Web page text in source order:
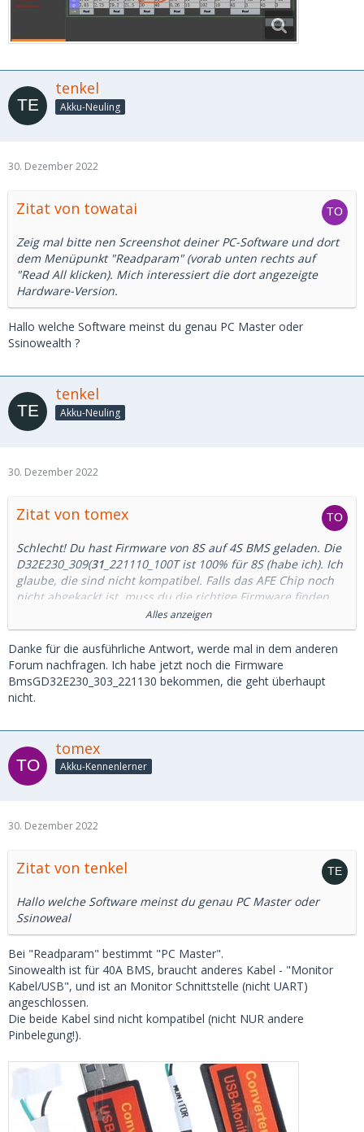
tenkel
Akku-Neuling
30. Dezember 2022
Zitat von towatai
Zeig mal bitte nen Screenshot deiner PC-Software und dort
dem Menüpunkt "Readparam" (vorab unten rechts auf
"Read All klicken). Mich interessiert die dort angezeigte
Hardware-Version.
Hallo welche Software meinst du genau PC Master oder
Ssinowealth ?
tenkel
Akku-Neuling
30. Dezember 2022
Zitat von tomex
Schlecht! Du hast Firmware von 8S auf 4S BMS geladen. Die
D32E230_309(31 _221110_100T ist 100% für 8S (habe ich). Ich
glaube, die sind nicht kompatibel. Falls das AFE Chip noch
nicht abgekackt ist, muss du die richtige Firmware finden
AFE hängt am Sampling Kabel und wandelt analoge
Spannungssignal von Zellen auf Digital. Die sind sehr
empfindlich (habe ich einen kaputten BMS mit gleichen
Fehler).
Mit falscher Firmware (für 8s) und vier Zellen (4S) Hardware
für 150,100,80 A, oder auch nicht (???). Die soll (ohne
Gewähr) mit32anfangen (z.B
GD32E230_303_32_221130_100T, die ist auf eden Fall für 4S
https://diysolarforum.com/thre…-which-fails.52465/page-5
Da liegen auch verschiedene FW Versionen zum Download,
auch die GD32E230_303_
Alles anzeigen
Danke für die ausführliche Antwort, werde mal in dem anderen
Forum nachfragen. Ich habe jetzt noch die Firmware
BmsGD32E230_303_221130 bekommen, die geht überhaupt
nicht.
tomex
Akku-Kennenlerner
30. Dezember 2022
Zitat von tenkel
Hallo welche Software meinst du genau PC Master oder
Ssinoweal
Bei "Readparam" bestimmt "PC Master".
Sinowealth ist für 40A BMS, braucht anderes Kabel - "Monitor
Kabel/USB", und ist an Monitor Schnittstelle (nicht UART)
angeschlossen.
Die beide Kabel sind nicht kompatibel (nicht NUR andere
Pinbelegung!).